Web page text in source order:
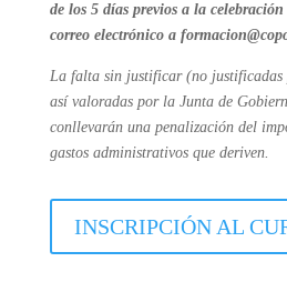
de los 5 días previos a la
correo electrónico a
La falta sin justificar (no justificadas
así valoradas por la Junta de
conllevarán una penalización del
gastos administrativos que deriven.
INSCRIPCIÓN AL